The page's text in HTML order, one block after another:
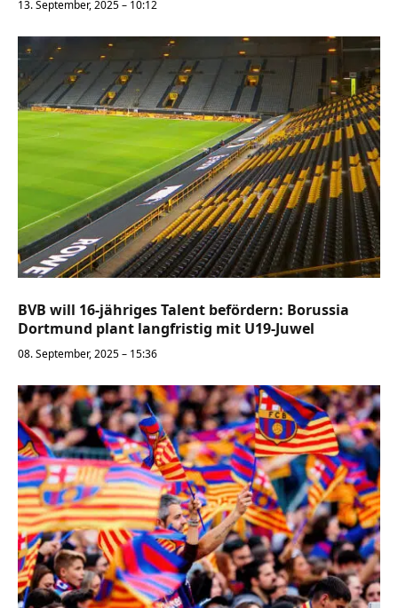
13. September, 2025 – 10:12
BVB will 16-jähriges Talent befördern: Borussia
Dortmund plant langfristig mit U19-Juwel
08. September, 2025 – 15:36